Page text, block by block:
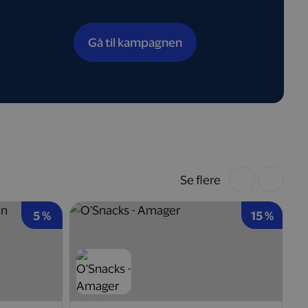
Gå til kampagnen
5 % 15 %
Se flere